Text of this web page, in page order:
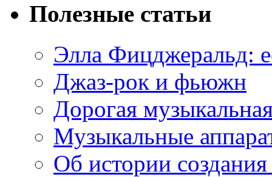
Полезные статьи
Элла Фицджеральд:
Джаз-рок и фьюжн
Дорогая
Музыкальные
Об истории